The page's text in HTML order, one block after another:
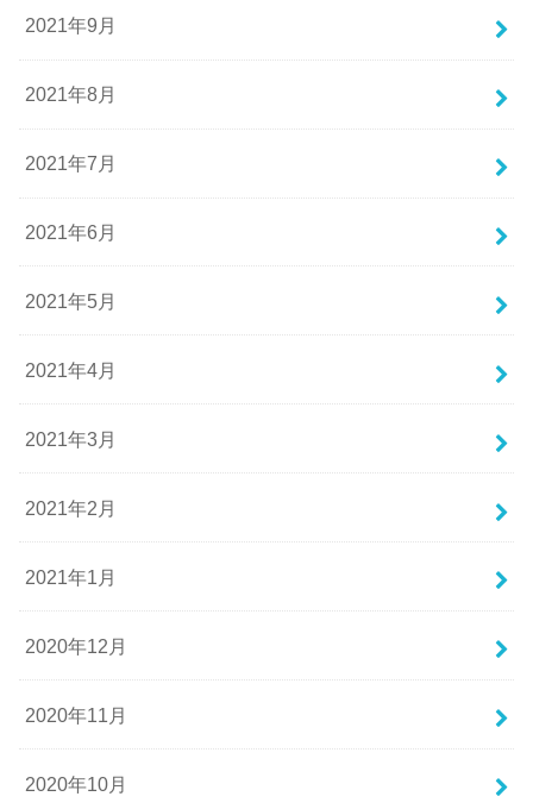
2021年9月
2021年8月
2021年7月
2021年6月
2021年5月
2021年4月
2021年3月
2021年2月
2021年1月
2020年12月
2020年11月
2020年10月